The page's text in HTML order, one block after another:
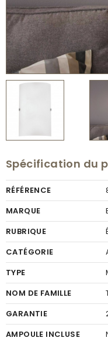
Spécification du
RÉFÉRENCE
MARQUE
RUBRIQUE
CATÉGORIE
TYPE
NOM DE FAMILLE
GARANTIE
AMPOULE INCLUSE